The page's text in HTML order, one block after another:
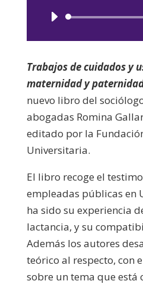
Trabajos de cuidados y
maternidad y
nuevo libro del
abogadas Romina
editado por la
Universitaria.
El libro recoge el
empleadas públicas en
ha sido su experiencia
lactancia, y su
Además los autores
teórico al respecto, con
sobre un tema que está